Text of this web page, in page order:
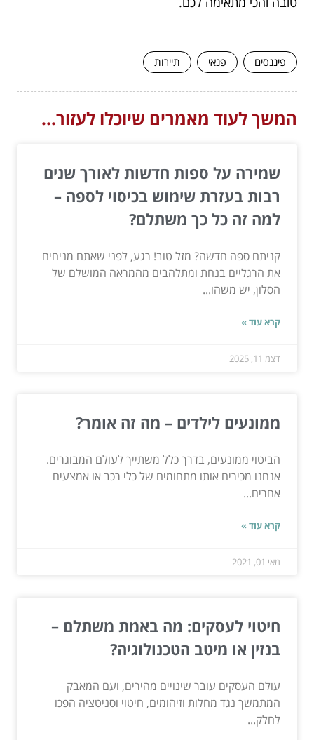
פיננסים פנאי תיירות
המשך לעוד מאמרים שיוכלו לעזור...
שמירה על ספות חדשות לאורך שנים
רבות בעזרת שימוש בכיסוי לספה –
למה זה כל כך משתלם?
קניתם ספה חדשה? מזל טוב! רגע, לפני שאתם מניחים
את הרגליים בנחת ומתלהבים מהמראה המושלם של
הסלון, יש משהו...
קרא עוד »
דצמ 11, 2025
ממונעים לילדים – מה זה אומר?
הביטוי ממונעים, בדרך כלל משתייך לעולם המבוגרים.
אנחנו מכירים אותו מתחומים של כלי רכב או אמצעים
אחרים...
קרא עוד »
מאי 01, 2021
חיטוי לעסקים: מה באמת משתלם –
בנזין או מיטב הטכנולוגיה?
עולם העסקים עובר שינויים מהירים, ועם המאבק
המתמשך נגד מחלות וזיהומים, חיטוי וסניטציה הפכו
לחלק...